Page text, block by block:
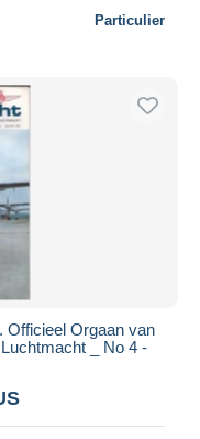
Particulier
Officieel Orgaan van
_ No 4 -